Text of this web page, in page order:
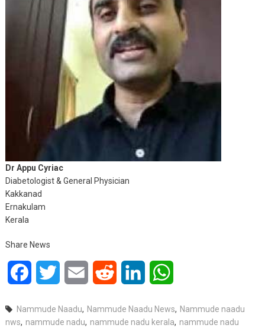
Dr Appu Cyriac
Diabetologist & General Physician
Kakkanad
Ernakulam
Kerala
Share News
FacebookTwitter Email Reddit LinkedIn
Nammude Naadu, Nammude Naadu News, Nammude naadu
nws, nammude nadu, nammude nadu kerala, nammude nadu